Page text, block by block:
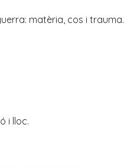
matèria, cos i trauma.
i lloc.